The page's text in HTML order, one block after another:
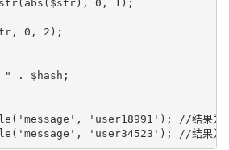
0, 1);
0, 2);
. $hash;
'user18991'); //结果为